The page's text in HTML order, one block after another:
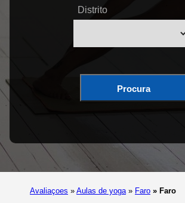
Distrito
Procura
Avaliaçoes » Aulas de yoga » Faro » Faro